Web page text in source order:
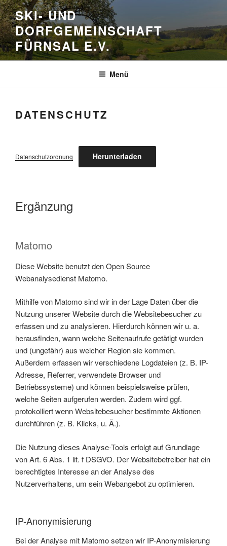
Zum
Inhalt
springen
SKI- UND
DORFGEMEINSCHAFT
FÜRNSAL E.V.
Menü
DATENSCHUTZ
Datenschutzordnung Herunterladen
Ergänzung
Matomo
Diese Website benutzt den Open Source
Webanalysedienst Matomo.
Mithilfe von Matomo sind wir in der Lage Daten über die
Nutzung unserer Website durch die Websitebesucher zu
erfassen und zu analysieren. Hierdurch können wir u. a.
herausfinden, wann welche Seitenaufrufe getätigt wurden
und (ungefähr) aus welcher Region sie kommen.
Außerdem erfassen wir verschiedene Logdateien (z. B. IP-
Adresse, Referrer, verwendete Browser und
Betriebssysteme) und können beispielsweise prüfen,
welche Seiten aufgerufen werden. Zudem wird ggf.
protokolliert wenn Websitebesucher bestimmte Aktionen
durchführen (z. B. Klicks, u. Ä.).
Die Nutzung dieses Analyse-Tools erfolgt auf Grundlage
von Art. 6 Abs. 1 lit. f DSGVO. Der Websitebetreiber hat ein
berechtigtes Interesse an der Analyse des
Nutzerverhaltens, um sein Webangebot zu optimieren.
IP-Anonymisierung
Bei der Analyse mit Matomo setzen wir IP-Anonymisierung